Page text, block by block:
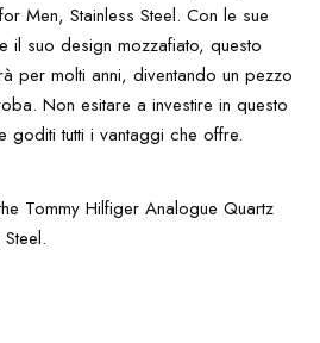
Men, Stainless Steel. Con le sue
il suo design mozzafiato, questo
per molti anni, diventando un pezzo
Non esitare a investire in questo
tutti i vantaggi che offre.